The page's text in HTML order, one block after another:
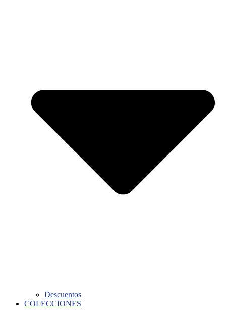
Descuentos
COLECCIONES